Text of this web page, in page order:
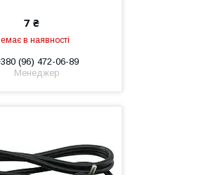
7 ₴
в наявності
(96) 472-06-89
Менеджер